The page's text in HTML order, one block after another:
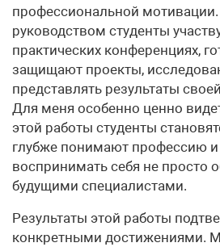
профессиональной
руководством студенты
практических конференциях,
защищают проекты,
представлять результаты
Для меня особенно ценно
этой работы студенты
глубже понимают профессию
воспринимать себя не просто
будущими специалистами.
Результаты этой работы
конкретными достижениями.